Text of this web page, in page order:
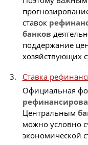
ставок
банков
поддержание
хозяйствующих
Ставка
Официальная
Центральным
можно условно
экономической